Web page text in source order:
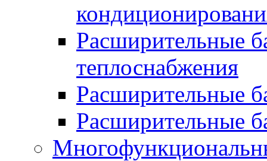
Расширительные
теплоснабжения
Расширительные
Расширительные